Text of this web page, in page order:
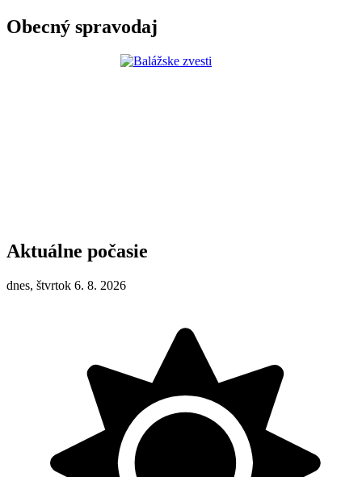
Obecný spravodaj
Aktuálne počasie
dnes, štvrtok 6. 8. 2026